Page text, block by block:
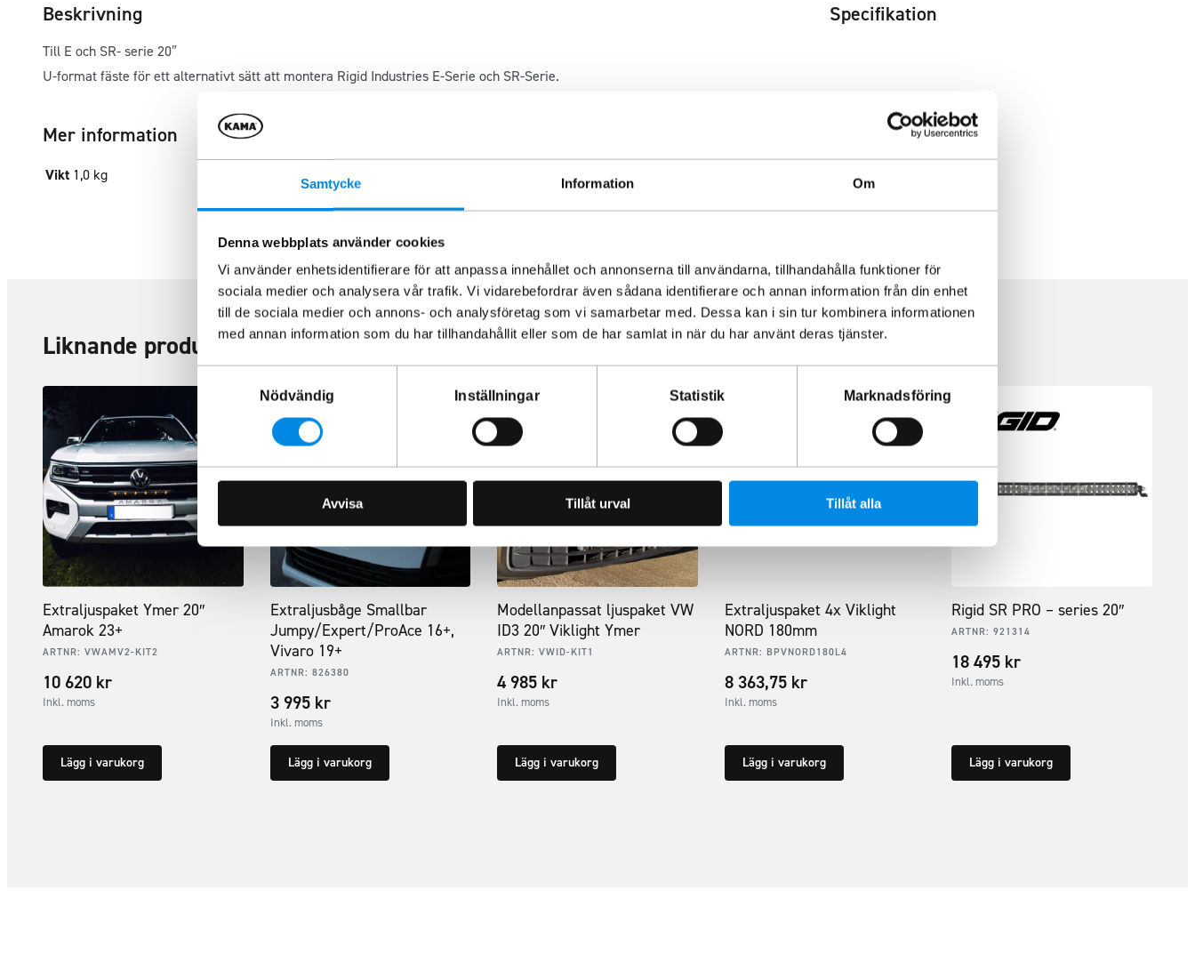
Samtycke Information Om
Denna webbplats använder cookies
Vi använder enhetsidentifierare för att anpassa innehållet och annonserna till användarna, tillhandahålla funktioner för
sociala medier och analysera vår trafik. Vi vidarebefordrar även sådana identifierare och annan information från din enhet
till de sociala medier och annons- och analysföretag som vi samarbetar med. Dessa kan i sin tur kombinera informationen
med annan information som du har tillhandahållit eller som de har samlat in när du har använt deras tjänster.
Nödvändig
Inställningar Statistik Marknadsföring
Avvisa Tillåt urval Tillåt alla
Beskrivning
Till E och SR- serie 20″
U-format fäste för ett alternativt sätt att montera Rigid Industries E-Serie och SR-Serie.
Mer information
Vikt 1,0 kg
Specifikation
Liknande produkter
Extraljuspaket Ymer 20″
Amarok 23+
ARTNR: VWAMV2-KIT2
10 620 kr
Inkl. moms
Lägg i varukorg
Extraljusbåge Smallbar
Jumpy/Expert/ProAce 16+,
Vivaro 19+
ARTNR: 826380
3 995 kr
Inkl. moms
Lägg i varukorg
Modellanpassat ljuspaket VW
ID3 20″ Viklight Ymer
ARTNR:VWID-KIT1
4 985 kr
Inkl. moms
Lägg i varukorg
Extraljuspaket 4x Viklight
NORD 180mm
ARTNR: BPVNORD180L4
8 363,75 kr
Inkl. moms
Lägg i varukorg
Rigid SR PRO – series 20″
ARTNR:921314
18 495 kr
Inkl. moms
Lägg i varukorg